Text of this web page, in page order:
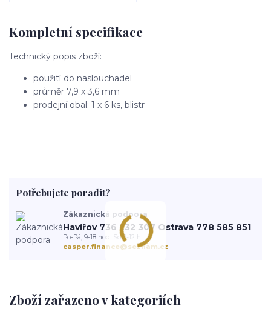
Kompletní specifikace
Technický popis zboží:
použití do naslouchadel
průměr 7,9 x 3,6 mm
prodejní obal: 1 x 6 ks, blistr
Zboží zařazeno v kategoriích
Potřebujete poradit?
Zákaznická podpora
Havířov 736 232 307 Ostrava 778 585 851
Po-Pá, 9-18 hod. So 9-12 h.
casper.finance@seznam.cz